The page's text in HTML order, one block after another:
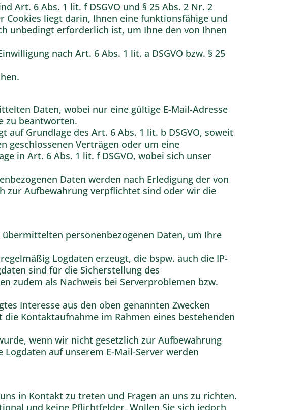
Art. 6 Abs. 1 lit. f DSGVO und § 25 Abs. 2 Nr. 2
Cookies liegt darin, Ihnen eine funktionsfähige und
unbedingt erforderlich ist, um Ihne den von Ihnen
nach Art. 6 Abs. 1 lit. a DSGVO bzw. § 25
Daten, wobei nur eine gültige E-Mail-Adresse
zu beantworten.
Grundlage des Art. 6 Abs. 1 lit. b DSGVO, soweit
geschlossenen Verträgen oder um eine
in Art. 6 Abs. 1 lit. f DSGVO, wobei sich unser
Daten werden nach Erledigung der von
zur Aufbewahrung verpflichtet sind oder wir die
personenbezogenen Daten, um Ihre
Logdaten erzeugt, die bspw. auch die IP-
sind für die Sicherstellung des
zudem als Nachweis bei Serverproblemen bzw.
Interesse aus den oben genannten Zwecken
Kontaktaufnahme im Rahmen eines bestehenden
wenn wir nicht gesetzlich zur Aufbewahrung
auf unserem E-Mail-Server werden
in Kontakt zu treten und Fragen an uns zu richten.